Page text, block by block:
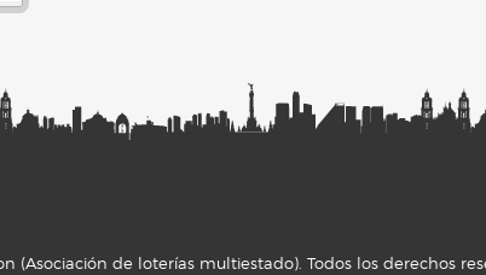
de loterías multiestado). Todos los derechos